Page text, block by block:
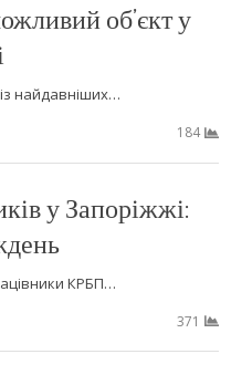
об’єкт у
найдавніших…
184
у Запоріжжі:
КРБП…
371